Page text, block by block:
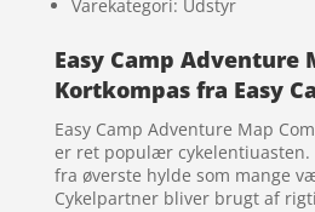
Varekategori: Udstyr
Easy Camp Adventure
Kortkompas fra Easy
Easy Camp Adventure Map
er ret populær cykelentiuasten.
fra øverste hylde som mange
Cykelpartner bliver brugt af